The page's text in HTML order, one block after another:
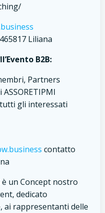
Liliana
B2B:
Partners
gli interessati
contatto
è un Concept nostro
dedicato
ai rappresentanti delle